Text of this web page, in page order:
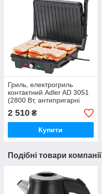
Гриль, електрогриль
контактний Adler AD 3051
(2800 Вт, антипригарні
знімні пластини, стильний)
2 510 ₴
Купити
Подібні товари компанії